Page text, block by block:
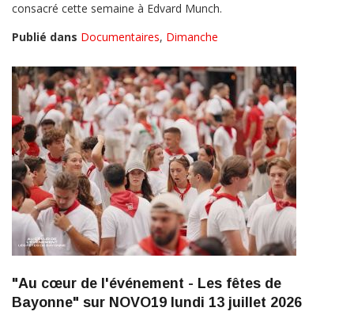
consacré cette semaine à Edvard Munch.
Publié dans Documentaires, Dimanche
"Au cœur de l'événement - Les fêtes de
Bayonne" sur NOVO19 lundi 13 juillet 2026